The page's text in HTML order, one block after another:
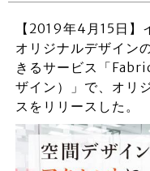
【2019年4月15日】
オリジナルデザイン
きるサービス「
ザイン）」で、オリ
スをリリースした。